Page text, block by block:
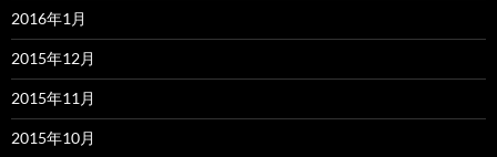
2016年1月
2015年12月
2015年11月
2015年10月